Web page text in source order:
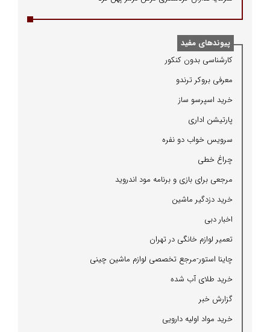
پیوندهای مفید
كارشناسی بدون كنكور
معرفی بروكر ترندو
خرید اسپرسو ساز
پارتیشن اداری
سرویس خواب دو نفره
چراغ خطی
مرجعی برای بازی و برنامه مود اندروید
خرید دزدگیر ماشین
اخبار دبی
تعمیر لوازم خانگی در تهران
چاینا استور-مرجع تخصصی لوازم ماشین چینی
خرید طلای آب شده
گزارش خبر
خرید مواد اولیه دارویی